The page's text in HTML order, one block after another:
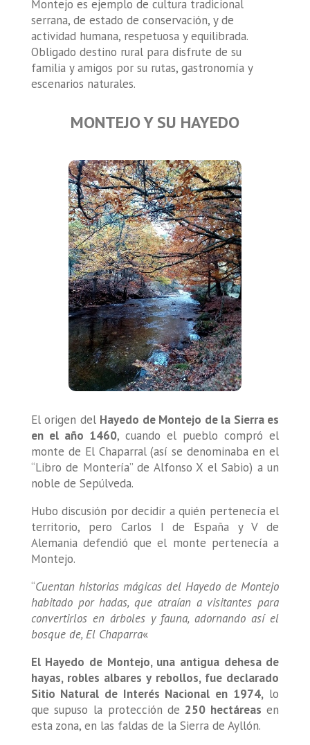
Montejo es ejemplo de cultura tradicional
serrana, de estado de conservación, y de
actividad humana, respetuosa y equilibrada.
Obligado destino rural para disfrute de su
familia y amigos por su rutas, gastronomía y
escenarios naturales.
MONTEJO Y SU HAYEDO
El origen del Hayedo de Montejo de la Sierra es
en el año 1460, cuando el pueblo compró el
monte de El Chaparral (así se denominaba en el
“Libro de Montería” de Alfonso X el Sabio) a un
noble de Sepúlveda.
Hubo discusión por decidir a quién pertenecía el
territorio, pero Carlos I de España y V de
Alemania defendió que el monte pertenecía a
Montejo.
“Cuentan historias mágicas del Hayedo de Montejo
habitado por hadas, que atraían a visitantes para
convertirlos en árboles y fauna, adornando así el
bosque de, El Chaparra«
El Hayedo de Montejo, una antigua dehesa de
hayas, robles albares y rebollos, fue declarado
Sitio Natural de Interés Nacional en 1974,lo
que supuso la protección de 250 hectáreas en
esta zona, en las faldas de la Sierra de Ayllón.